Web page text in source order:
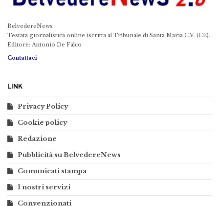
BelvedereNews
Testata giornalistica online iscritta al Tribunale di Santa Maria C.V. (CE).
Editore: Antonio De Falco
Contattaci
LINK
Privacy Policy
Cookie policy
Redazione
Pubblicità su BelvedereNews
Comunicati stampa
I nostri servizi
Convenzionati